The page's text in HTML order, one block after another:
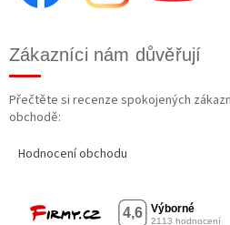
Zákazníci nám důvěřují
Přečtěte si recenze spokojených
obchodě:
Hodnocení obchodu